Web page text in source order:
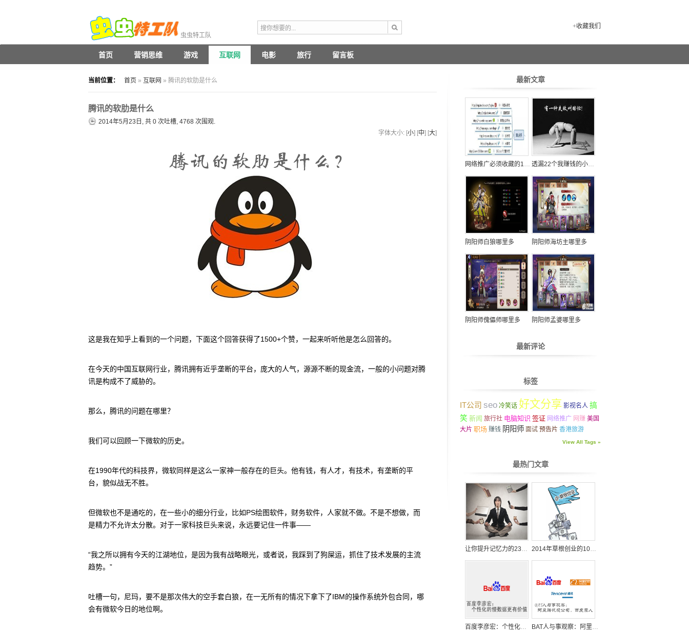
虫虫特工队
+收藏我们
首页 营销思维 游戏 互联网 电影 旅行 留言板
当前位置： 首页 » 互联网 » 腾讯的软肋是什么
腾讯的软肋是什么
2014年5月23日, 共 0 次吐槽, 4768 次围观.
字体大小: [小] [中] [大]
这是我在知乎上看到的一个问题，下面这个回答获得了1500+个赞，一起来听听他是怎么回答的。
在今天的中国互联网行业，腾讯拥有近乎垄断的平台，庞大的人气，源源不断的现金流，一般的小问题对腾
讯是构成不了威胁的。
那么，腾讯的问题在哪里？
我们可以回顾一下微软的历史。
在1990年代的科技界，微软同样是这么一家神一般存在的巨头。他有钱，有人才，有技术，有垄断的平
台，貌似战无不胜。
但微软也不是通吃的，在一些小的细分行业，比如PS绘图软件，财务软件，人家就不做。不是不想做，而
是精力不允许太分散。对于一家科技巨头来说，永远要记住一件事——
“我之所以拥有今天的江湖地位，是因为我有战略眼光，或者说，我踩到了狗屎运，抓住了技术发展的主流
趋势。”
吐槽一句，尼玛，要不是那次伟大的空手套白狼，在一无所有的情况下拿下了IBM的操作系统外包合同，哪
会有微软今日的地位啊。
最新文章
网络推广必须收藏的100个自媒体平台 透漏22个我赚钱的小秘密
阴阳师白狼哪里多 阴阳师海坊主哪里多
阴阳师傀儡师哪里多 阴阳师孟婆哪里多
最新评论
标签
IT公司 seo 冷笑话 好文分享 影视名人 搞
笑 新闻 旅行社 电脑知识 签证 网络推广 网赚 美国
大片 职场 赚钱 阴阳师 面试 预告片 香港旅游
View All Tags »
最热门文章
让你提升记忆力的23个日常小习惯 2014年草根创业的10个机会
百度李彦宏：个性化的慢数据更有价值 BAT人与事观察：阿里腾讯投公司，百度囤人